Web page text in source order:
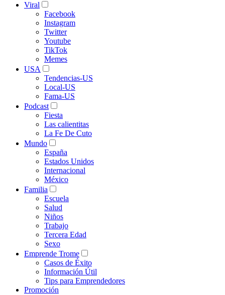
Viral
Facebook
Instagram
Twitter
Youtube
TikTok
Memes
USA
Tendencias-US
Local-US
Fama-US
Podcast
Fiesta
Las calientitas
La Fe De Cuto
Mundo
España
Estados Unidos
Internacional
México
Familia
Escuela
Salud
Niños
Trabajo
Tercera Edad
Sexo
Emprende Trome
Casos de Éxito
Información Útil
Tips para Emprendedores
Promoción